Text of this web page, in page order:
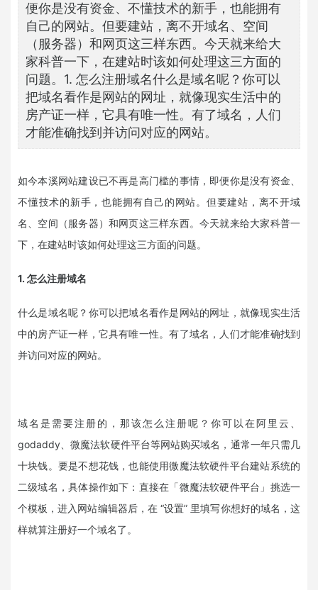
便你是没有资金、不懂技术的新手，也能拥有
自己的网站。但要建站，离不开域名、空间
（服务器）和网页这三样东西。今天就来给大
家科普一下，在建站时该如何处理这三方面的
问题。1. 怎么注册域名什么是域名呢？你可以
把域名看作是网站的网址，就像现实生活中的
房产证一样，它具有唯一性。有了域名，人们
才能准确找到并访问对应的网站。
如今本溪网站建设已不再是高门槛的事情，即便你是没有资金、
不懂技术的新手，也能拥有自己的网站。但要建站，离不开域
名、空间（服务器）和网页这三样东西。今天就来给大家科普一
下，在建站时该如何处理这三方面的问题。
1. 怎么注册域名
什么是域名呢？你可以把域名看作是网站的网址，就像现实生活
中的房产证一样，它具有唯一性。有了域名，人们才能准确找到
并访问对应的网站。
域名是需要注册的，那该怎么注册呢？你可以在阿里云、
godaddy、微魔法软硬件平台等网站购买域名，通常一年只需几
十块钱。要是不想花钱，也能使用微魔法软硬件平台建站系统的
二级域名，具体操作如下：直接在「微魔法软硬件平台」挑选一
个模板，进入网站编辑器后，在 “设置” 里填写你想好的域名，这
样就算注册好一个域名了。